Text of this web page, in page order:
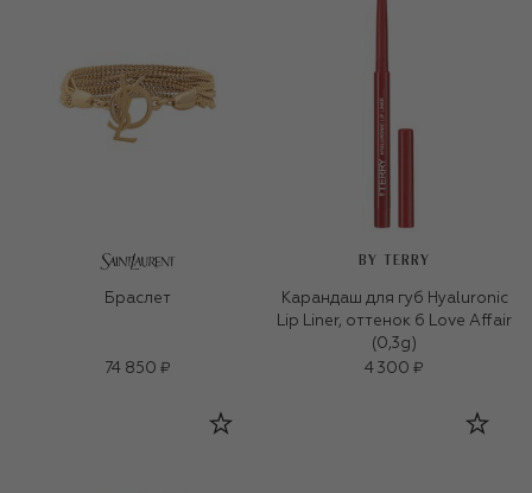
Браслет
74 850 ₽
BY TERRY
Карандаш для губ Hyaluronic
Lip Liner, оттенок 6 Love Affair
(0,3g)
4 300 ₽